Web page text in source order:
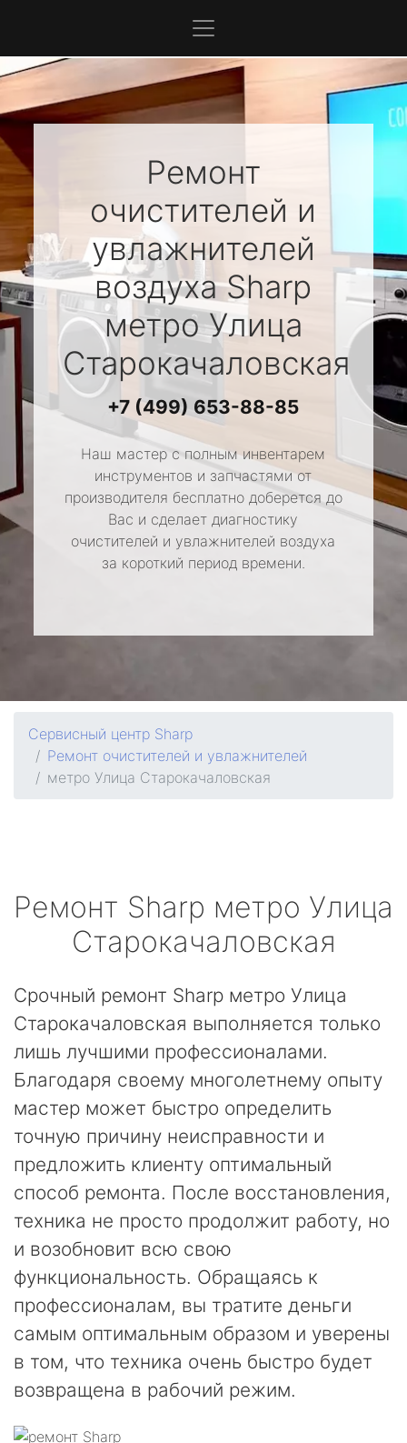
Ремонт
очистителей и
увлажнителей
воздухаSharp
метро Улица
Старокачаловская
+7 (499) 653-88-85
Наш мастер с полным инвентарем
инструментов и запчастями от
производителя бесплатно доберется до
Вас и сделает диагностику
очистителей и увлажнителей воздуха
за короткий период времени.
Сервисный центр Sharp
Ремонт очистителей и увлажнителей
метро Улица Старокачаловская
Ремонт Sharp метро Улица
Старокачаловская
Срочный ремонт Sharp метро Улица
Старокачаловская выполняется только
лишь лучшими профессионалами.
Благодаря своему многолетнему опыту
мастер может быстро определить
точную причину неисправности и
предложить клиенту оптимальный
способ ремонта. После восстановления,
техника не просто продолжит работу, но
и возобновит всю свою
функциональность. Обращаясь к
профессионалам, вы тратите деньги
самым оптимальным образом и уверены
в том, что техника очень быстро будет
возвращена в рабочий режим.